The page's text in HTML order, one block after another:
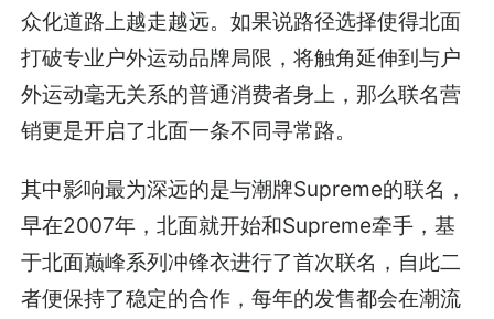
众化道路上越走越远。如果说路径选择使得北面
打破专业户外运动品牌局限，将触角延伸到与户
外运动毫无关系的普通消费者身上，那么联名营
销更是开启了北面一条不同寻常路。
其中影响最为深远的是与潮牌Supreme的联名，
早在2007年，北面就开始和Supreme牵手，基
于北面巅峰系列冲锋衣进行了首次联名，自此二
者便保持了稳定的合作，每年的发售都会在潮流